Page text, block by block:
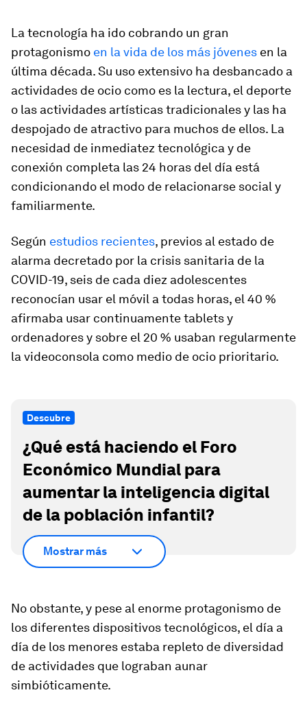
La tecnología ha ido cobrando un gran
protagonismo en la vida de los más jóvenes en la
última década. Su uso extensivo ha desbancado a
actividades de ocio como es la lectura, el deporte
o las actividades artísticas tradicionales y las ha
despojado de atractivo para muchos de ellos. La
necesidad de inmediatez tecnológica y de
conexión completa las 24 horas del día está
condicionando el modo de relacionarse social y
familiarmente.
Según estudios recientes, previos al estado de
alarma decretado por la crisis sanitaria de la
COVID-19, seis de cada diez adolescentes
reconocían usar el móvil a todas horas, el 40 %
afirmaba usar continuamentetabletsy
ordenadores y sobre el 20 % usaban regularmente
la videoconsola como medio de ocio prioritario.
Descubre
¿Qué está haciendo el Foro
Económico Mundial para
aumentar la inteligencia digital
de la población infantil?
Mostrar más
No obstante, y pese al enorme protagonismo de
los diferentes dispositivos tecnológicos, el día a
día de los menores estaba repleto de diversidad
de actividades que lograban aunar
simbióticamente.